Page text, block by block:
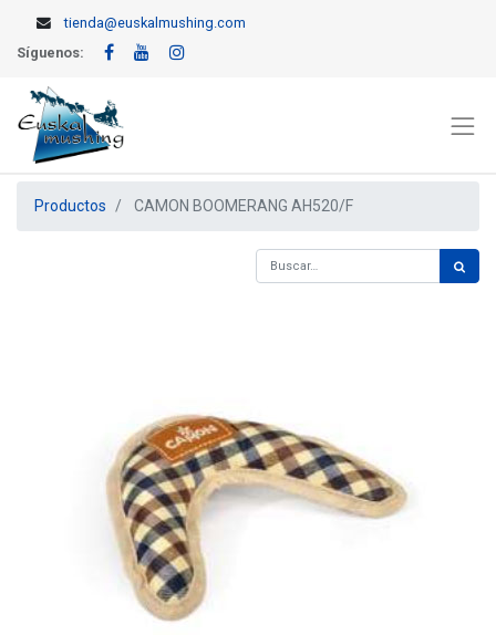
tienda@euskalmushing.com
Síguenos:
Productos CAMON BOOMERANG AH520/F